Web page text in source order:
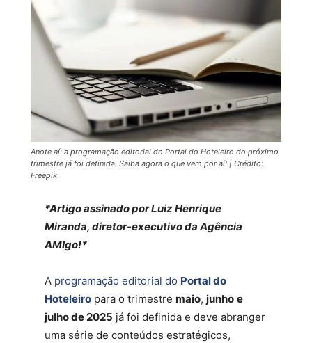
Anote aí: a programação editorial do Portal do Hoteleiro do próximo
trimestre já foi definida. Saiba agora o que vem por aí! | Crédito:
Freepik
*Artigo assinado por Luiz Henrique
Miranda, diretor-executivo da Agência
AMIgo!*
A programação editorial do Portal do
Hoteleiro para o trimestre maio, junho e
julho de 2025 já foi definida e deve abranger
uma série de conteúdos estratégicos,